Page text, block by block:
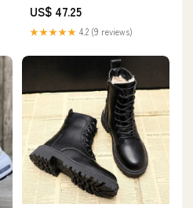
US$ 47.25
★★★★★ 4.2 (9 reviews)